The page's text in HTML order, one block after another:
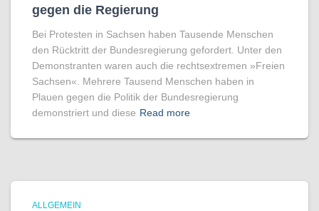
gegen die Regierung
Bei Protesten in Sachsen haben Tausende Menschen
den Rücktritt der Bundesregierung gefordert. Unter den
Demonstranten waren auch die rechtsextremen »Freien
Sachsen«. Mehrere Tausend Menschen haben in
Plauen gegen die Politik der Bundesregierung
demonstriert und diese Read more
ALLGEMEIN